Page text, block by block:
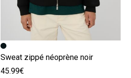
Image précédente
Image suivante
Sweat zippé néoprène noir
45.99€